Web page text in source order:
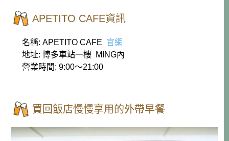
APETITO CAFE資訊
名稱: APETITO CAFE 官網
地址: 博多車站一樓 MING內
營業時間: 9:00～21:00
買回飯店慢慢享用的外帶早餐